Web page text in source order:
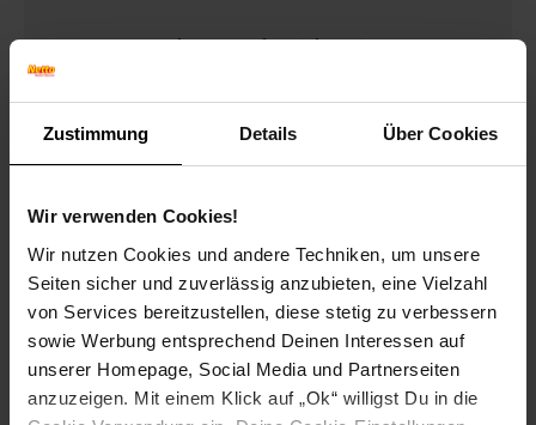
Zustimmung Details Über Cookies
Wir verwenden Cookies!
Wir nutzen Cookies und andere Techniken, um unsere
Seiten sicher und zuverlässig anzubieten, eine Vielzahl
von Services bereitzustellen, diese stetig zu verbessern
sowie Werbung entsprechend Deinen Interessen auf
unserer Homepage, Social Media und Partnerseiten
anzuzeigen. Mit einem Klick auf „Ok“ willigst Du in die
Folge uns auf Social Media!
Hinweis: Aus Gründen der leichteren Lesbarkeit verwenden
wir im Textverlauf die männliche Form der Anrede.
Selbstverständlich sind bei Netto Menschen jeder
Geschlechtsidentität willkommen.
Fußzeile
Weitere Online-Angebote